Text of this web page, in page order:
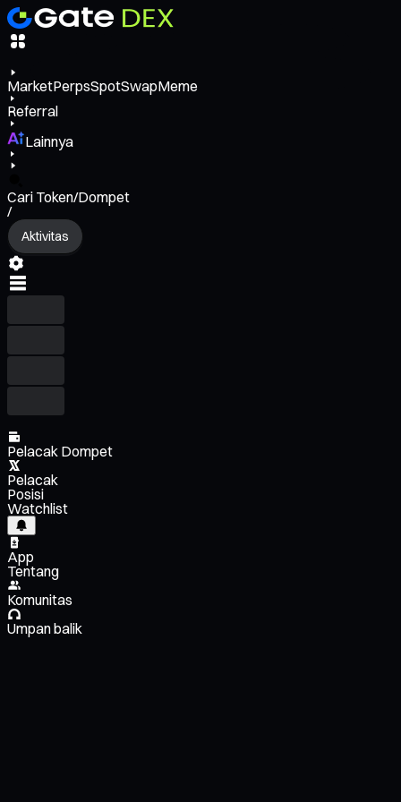
MarketPerpsSpotSwapMeme
Referral
Lainnya
Cari Token/Dompet
/
Aktivitas
Pelacak Dompet
Pelacak
Posisi
Watchlist
App
Tentang
Komunitas
Umpan balik